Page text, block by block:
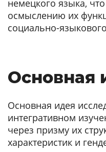
немецкого языка,
осмыслению их
социально-
Основная
Основная идея
интегративном
через призму их
характеристик и